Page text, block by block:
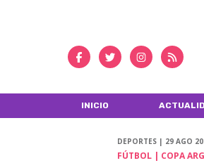
INICIO
DEPORTES | 29 AGO
FÚTBOL | COPA